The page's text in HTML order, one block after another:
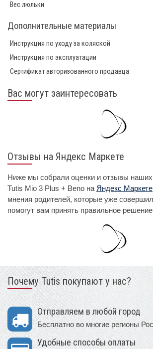
Вес люльки
Дополнительные материалы
Инструкция по уходу за коляской
Инструкция по эксплуатации
Сертификат авторизованного продавца
Вас могут заинтересовать
Отзывы на Яндекс Маркете
Ниже мы собрали оценки и отзывы наших
Tutis Mio 3 Plus + Beno на Яндекс Маркете
мнения родителей, которые уже
помогут вам принять правильное
Почему Tutis покупают у нас?
Отправляем в любой город
Бесплатно во многие регионы
Удобные способы оплаты